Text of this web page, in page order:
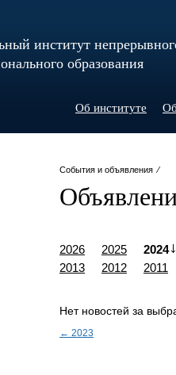
институт
образования
Об институте
События и объявления ⁄
2026 2025 2024
2013
2012 2011
Нет новостей за
← 2023